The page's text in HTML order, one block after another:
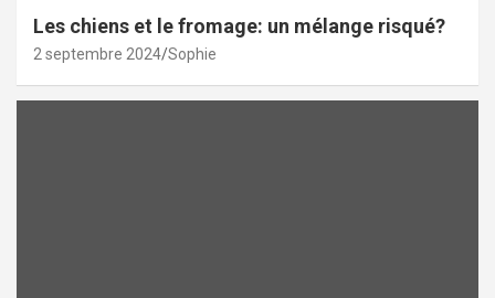
Les chiens et le fromage: un mélange risqué?
2 septembre 2024 Sophie